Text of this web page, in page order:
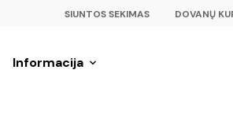
SIUNTOS SEKIMAS DOVANŲ
Informacija